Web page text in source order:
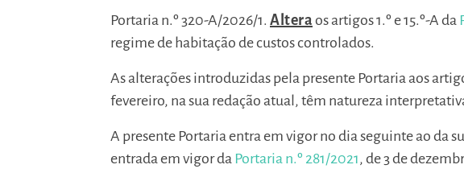
Portaria n.º 320-A/2026/1. Altera os artigos 1.º e 15.º-A da
regime de habitação de custos controlados.
As alterações introduzidas pela presente Portaria aos
fevereiro, na sua redação atual, têm natureza
A presente Portaria entra em vigor no dia seguinte ao da
entrada em vigor da Portaria n.º 281/2021, de 3 de